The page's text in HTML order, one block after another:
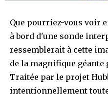
Que pourriez-vous voir
à bord d'une sonde
ressemblerait à cette
de la magnifique géante
Traitée par le projet
intentionnellement